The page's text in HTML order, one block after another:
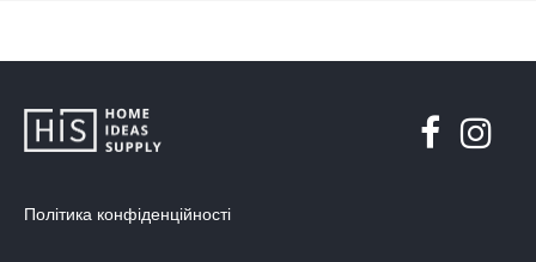
Політика конфіденційності